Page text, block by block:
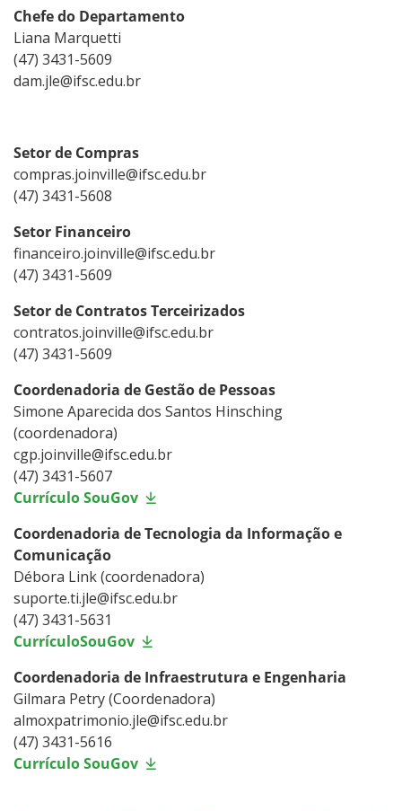
Chefe do Departamento
Liana Marquetti
(47) 3431-5609
dam.jle@ifsc.edu.br
Setor de Compras
compras.joinville@ifsc.edu.br
(47) 3431-5608
Setor Financeiro
financeiro.joinville@ifsc.edu.br
(47) 3431-5609
Setor de Contratos Terceirizados
contratos.joinville@ifsc.edu.br
(47) 3431-5609
Coordenadoria de Gestão de Pessoas
Simone Aparecida dos Santos Hinsching
(coordenadora)
cgp.joinville@ifsc.edu.br
(47) 3431-5607
Currículo SouGov
Coordenadoria de Tecnologia da Informação e
Comunicação
Débora Link (coordenadora)
suporte.ti.jle@ifsc.edu.br
(47) 3431-5631
CurrículoSouGov
Coordenadoria de Infraestrutura e Engenharia
Gilmara Petry (Coordenadora)
almoxpatrimonio.jle@ifsc.edu.br
(47) 3431-5616
Currículo SouGov